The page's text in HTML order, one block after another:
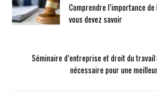
Comprendre l’importance
vous devez savoir
Séminaire d’entreprise et droit du
nécessaire pour une